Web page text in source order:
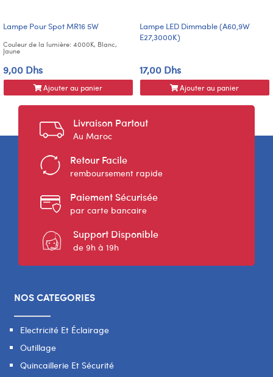
Lampe Pour Spot MR16 5W
Couleur de la lumière: 4000K, Blanc,
Jaune
9,00 Dhs
Ajouter au panier
Lampe LED Dimmable (A60,9W
E27,3000K)
17,00 Dhs
Ajouter au panier
Livraison Partout
Au Maroc
Retour Facile
remboursement rapide
Paiement Sécurisée
par carte bancaire
Support Disponible
de 9h à 19h
NOS CATEGORIES
Electricité Et Éclairage
Outillage
Quincaillerie Et Sécurité